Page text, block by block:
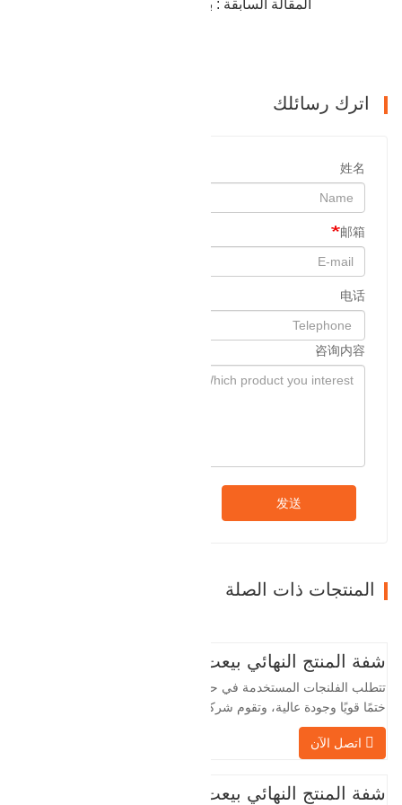
المقالة السابقة : بيع منتجات فلانشات تزوير البترول
اترك رسائلك
姓名
邮箱
电话
咨询内容
发送
المنتجات ذات الصلة
شفة المنتج النهائي بيعت
تتطلب الفلنجات المستخدمة في حقول النفط
الخاصة بنا بمعالجة الفلنجات في حقول النفط
لسنوات عديدة وتقوم بتصديرها بشكل غير
لأن الصناعة المحلية ليست مثالية، فإننا نريد
اتصل الآن
شفة المنتج النهائي بيعت